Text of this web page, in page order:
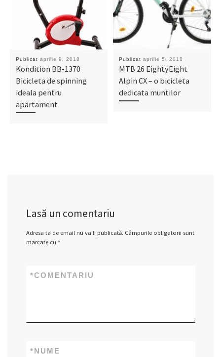
Publicat aprilie 9, 2018
Kondition BB-1370
Bicicleta de spinning
ideala pentru
apartament
Publicat aprilie 5, 2018
MTB 26 EightyEight
Alpin CX – o bicicleta
dedicata muntilor
Lasă un comentariu
Adresa ta de email nu va fi publicată. Câmpurile obligatorii sunt
marcate cu *
COMENTARIU
*
NUME
*